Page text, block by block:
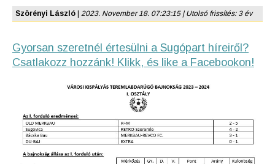
Szörényi László 2023. November 18. 07:23:15 | Utolsó frissítés: 3 év
Gyorsan szeretnél értesülni a Sugópart híreiről?
Csatlakozz hozzánk! Klikk, és like a Facebookon!